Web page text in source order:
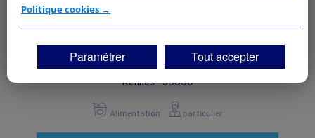
BOUCHERIE CHARCUTERIE TRAITEUR
Rennes - 35000
Alimentation particulier
Si vous continuez sans accepter, les fonctionnalités liées à la
vos centres d'intérêt. Seuls lescookies/traceurs techniquesseront
déposés et lus sur votre terminal.
Vous pouvez exprimer vos choix en cliquant sur "Tout accepter",
moment en cliquant sur le lien "Paramétrez vos choix" situé en bas de
Politique cookies →
Paramétrer Tout accepter